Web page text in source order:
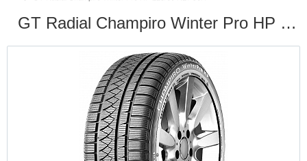
GT Radial Champiro Winter Pro HP 215/60 R17 96H